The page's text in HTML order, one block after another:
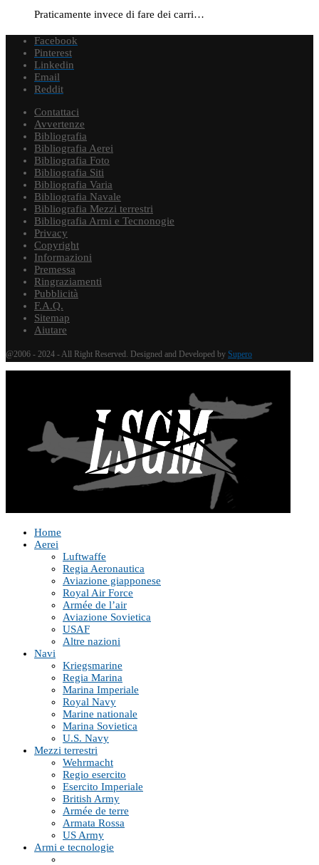
Praticamente invece di fare dei carri…
Facebook
Pinterest
Linkedin
Email
Reddit
Contattaci
Avvertenze
Bibliografia
Bibliografia Aerei
Bibliografia Foto
Bibliografia Siti
Bibliografia Varia
Bibliografia Navale
Bibliografia Mezzi terrestri
Bibliografia Armi e Tecnonogie
Privacy
Copyright
Informazioni
Premessa
Ringraziamenti
Pubblicità
F.A.Q.
Sitemap
Aiutare
@2006 - 2024 - All Right Reserved. Designed and Developed by Supero
Home
Aerei
Luftwaffe
Regia Aeronautica
Aviazione giapponese
Royal Air Force
Armée de l’air
Aviazione Sovietica
USAF
Altre nazioni
Navi
Kriegsmarine
Regia Marina
Marina Imperiale
Royal Navy
Marine nationale
Marina Sovietica
U.S. Navy
Mezzi terrestri
Wehrmacht
Regio esercito
Esercito Imperiale
British Army
Armée de terre
Armata Rossa
US Army
Armi e tecnologie